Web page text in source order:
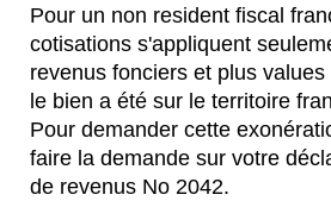
Pour un non resident fiscal
cotisations s'appliquent
revenus fonciers et plus
le bien a été sur le territoire
Pour demander cette
faire la demande sur votre
de revenus No 2042.